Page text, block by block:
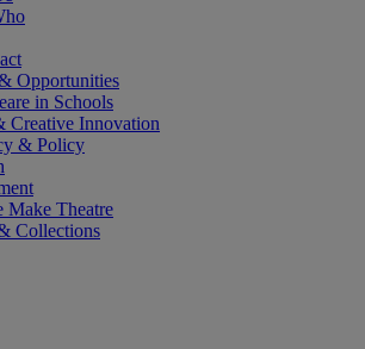
Opportunities
in Schools
Creative Innovation
& Policy
Make Theatre
Collections